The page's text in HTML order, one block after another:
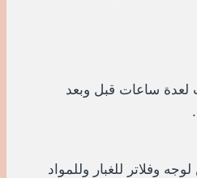
لعدة ساعات قبل وبعد
وفلاتر للغبار وللمواد